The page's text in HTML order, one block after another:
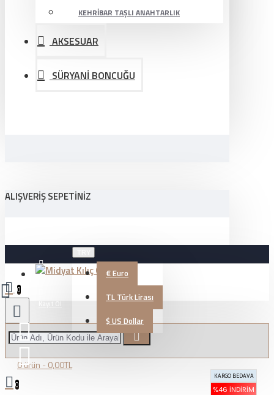
KEHRIBAR TAŞLI ANAHTARLIK
AKSESUAR
SÜRYANİ BONCUĞU
ALIŞVERIŞ SEPETINIZ
Üye Girişi €Euro
TL Türk Lirası
$ US Dollar
0
0 ürün - 0,00TL
0
KARGO BEDAVA
%46 İNDIRIM